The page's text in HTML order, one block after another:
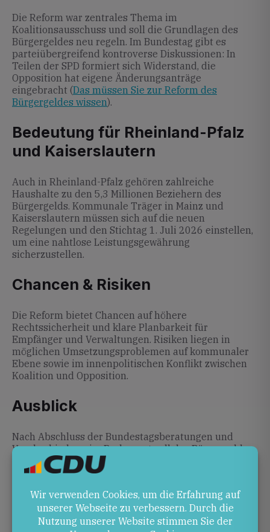
Die Reform war zentrales Thema im
Koalitionsausschuss und soll die Grundlagen des
Bürgergeldes neu regeln. Im Bundestag gibt es
parteiübergreifend kontroverse Diskussionen: In
Teilen der SPD formiert sich Widerstand, die
Opposition hat eigene Änderungsanträge
eingebracht (Das müssen Sie zur Reform des
Bürgergeldes wissen).
Bedeutung für Rheinland-Pfalz
und Kaiserslautern
Auch in Rheinland-Pfalz gehören zahlreiche
Haushalte zu den 5,3 Millionen Beziehern des
Bürgergelds. Kommunale Träger in Mainz und
Kaiserslautern müssen sich auf die neuen
Regelungen und den Stichtag 1. Juli 2026 einstellen,
um eine nahtlose Leistungsgewährung
sicherzustellen.
Chancen & Risiken
Die Reform bietet Chancen auf höhere
Rechtssicherheit und klare Planbarkeit für
Empfänger und Verwaltungen. Risiken liegen in
möglichen Umsetzungsproblemen auf kommunaler
Ebene sowie im innenpolitischen Konflikt zwischen
Koalition und Opposition.
Ausblick
Nach Abschluss der Bundestagsberatungen und
Verabschiedung im Parlament soll das Bürgergeld-
Gesetz wie geplant im Juli 2026 weitgehend in Kraft
treten. Die weitere Entwicklung hängt von möglichen
auf Landes- und Kommunalebene ab.
Quellen